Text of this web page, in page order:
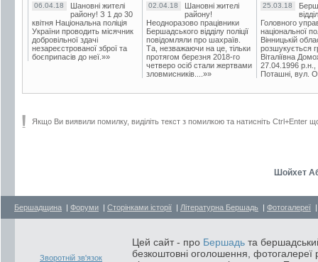
06.04.18
Шановні жителі
району! З 1 до 30
квітня Національна поліція
України проводить місячник
добровільної здачі
незареєстрованої зброї та
боєприпасів до неї.»»
02.04.18
Шановні жителі
району!
Неодноразово працівники
Бершадського відділу поліції
повідомляли про шахраїв.
Та, незважаючи на це, тільки
протягом березня 2018-го
четверо осіб стали жертвами
зловмисників....»»
25.03.18
Головного
національної
Вінницькій
розшукується
Віталіївна
27.04.1996 р.н.,
Поташні, вул.
Якщо Ви виявили помилку, виділіть текст з помилкою та натисніть Ctrl+Enter
Шойхет
Бершадщина | Форуми | Сторінками історії | Літературна Бершадь | Фотогалереї
Зворотній зв'язок
Цей сайт - про Бершадь та
безкоштовні оголошення, фотогалереї